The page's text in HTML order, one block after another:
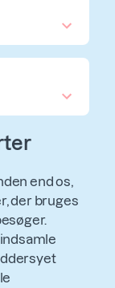
end os,
der bruges